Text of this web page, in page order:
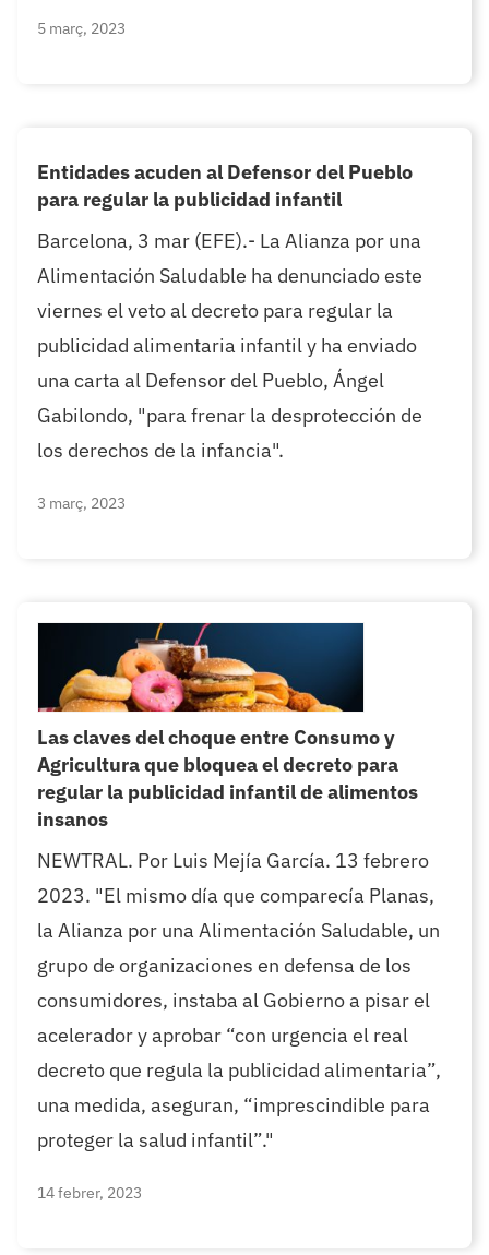
5 març, 2023
Entidades acuden al Defensor del Pueblo
para regular la publicidad infantil
Barcelona, 3 mar (EFE).- La Alianza por una
Alimentación Saludable ha denunciado este
viernes el veto al decreto para regular la
publicidad alimentaria infantil y ha enviado
una carta al Defensor del Pueblo, Ángel
Gabilondo, "para frenar la desprotección de
los derechos de la infancia".
3 març, 2023
Las claves del choque entre Consumo y
Agricultura que bloquea el decreto para
regular la publicidad infantil de alimentos
insanos
NEWTRAL. Por Luis Mejía García. 13 febrero
2023. "El mismo día que comparecía Planas,
la Alianza por una Alimentación Saludable, un
grupo de organizaciones en defensa de los
consumidores, instaba al Gobierno a pisar el
acelerador y aprobar “con urgencia el real
decreto que regula la publicidad alimentaria”,
una medida, aseguran, “imprescindible para
proteger la salud infantil”."
14 febrer, 2023